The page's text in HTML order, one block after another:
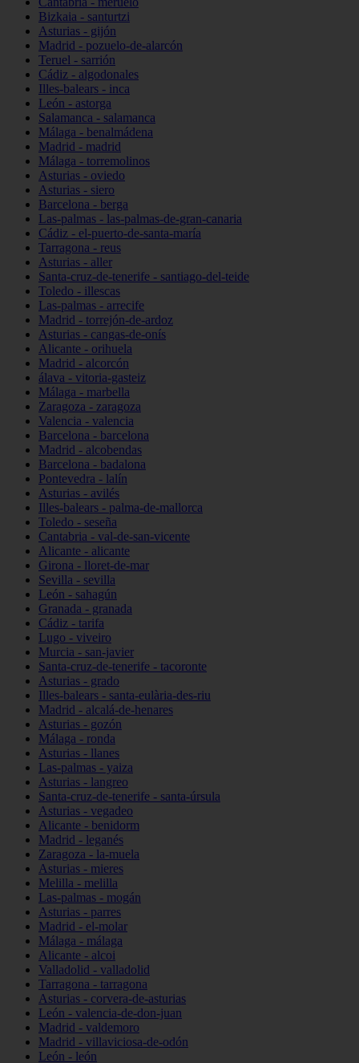
Bizkaia - santurtzi
Asturias - gijón
Madrid - pozuelo-de-alarcón
Teruel - sarrión
Cádiz - algodonales
Illes-balears - inca
León - astorga
Salamanca - salamanca
Málaga - benalmádena
Madrid - madrid
Málaga - torremolinos
Asturias - oviedo
Asturias - siero
Barcelona - berga
Las-palmas - las-palmas-de-gran-canaria
Cádiz - el-puerto-de-santa-maría
Tarragona - reus
Asturias - aller
Santa-cruz-de-tenerife - santiago-del-teide
Toledo - illescas
Las-palmas - arrecife
Madrid - torrejón-de-ardoz
Asturias - cangas-de-onís
Alicante - orihuela
Madrid - alcorcón
álava - vitoria-gasteiz
Málaga - marbella
Zaragoza - zaragoza
Valencia - valencia
Barcelona - barcelona
Madrid - alcobendas
Barcelona - badalona
Pontevedra - lalín
Asturias - avilés
Illes-balears - palma-de-mallorca
Toledo - seseña
Cantabria - val-de-san-vicente
Alicante - alicante
Girona - lloret-de-mar
Sevilla - sevilla
León - sahagún
Granada - granada
Cádiz - tarifa
Lugo - viveiro
Murcia - san-javier
Santa-cruz-de-tenerife - tacoronte
Asturias - grado
Illes-balears - santa-eulària-des-riu
Madrid - alcalá-de-henares
Asturias - gozón
Málaga - ronda
Asturias - llanes
Las-palmas - yaiza
Asturias - langreo
Santa-cruz-de-tenerife - santa-úrsula
Asturias - vegadeo
Alicante - benidorm
Madrid - leganés
Zaragoza - la-muela
Asturias - mieres
Melilla - melilla
Las-palmas - mogán
Asturias - parres
Madrid - el-molar
Málaga - málaga
Alicante - alcoi
Valladolid - valladolid
Tarragona - tarragona
Asturias - corvera-de-asturias
León - valencia-de-don-juan
Madrid - valdemoro
Madrid - villaviciosa-de-odón
León - león